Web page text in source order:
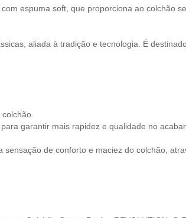
espuma soft, que proporciona ao colchão
aliada à tradição e tecnologia. É
garantir mais rapidez e qualidade no
de conforto e maciez do colchão,